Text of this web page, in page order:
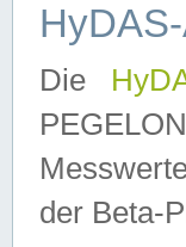
Die
der Beta-